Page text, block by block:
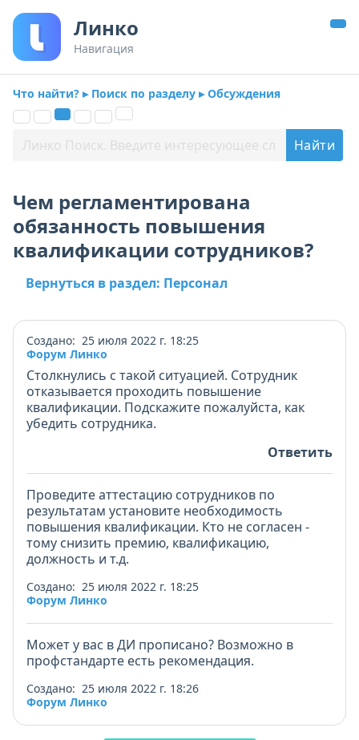
Линко
Навигация
Что найти? ▸ Поиск по разделу ▸ Обсуждения
Чем регламентирована
обязанность повышения
квалификации сотрудников?
Вернуться в раздел: Персонал
Создано: 25 июля 2022 г. 18:25
Форум Линко
Столкнулись с такой ситуацией. Сотрудник
отказывается проходить повышение
квалификации. Подскажите пожалуйста, как
убедить сотрудника.
Ответить
Проведите аттестацию сотрудников по
результатам установите необходимость
повышения квалификации. Кто не согласен -
тому снизить премию, квалификацию,
должность и т.д.
Создано: 25 июля 2022 г. 18:25
Форум Линко
Может у вас в ДИ прописано? Возможно в
профстандарте есть рекомендация.
Создано: 25 июля 2022 г. 18:26
Форум Линко